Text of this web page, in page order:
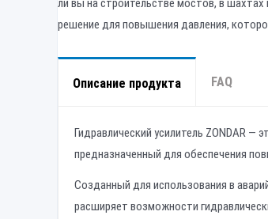
ли вы на строительстве мостов, в шахтах
решение для повышения давления,
Описание продукта FAQ
Гидравлический усилитель ZONDAR —
предназначенный для обеспечения
Созданный для использования в
расширяет возможности